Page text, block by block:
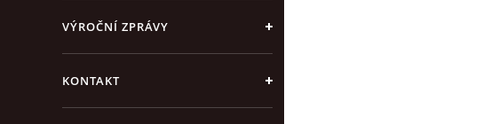
VÝROČNÍ ZPRÁVY
KONTAKT